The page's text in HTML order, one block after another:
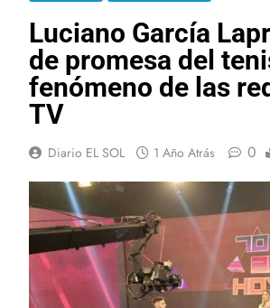
Luciano García
de promesa del
fenómeno de las
TV
Diario EL SOL 1 Año Atrás 0